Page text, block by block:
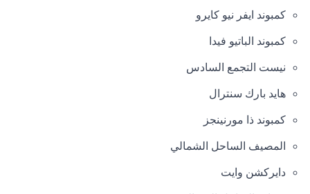
كمبوند ايفر نيو كايرو
كمبوند الباتيو فيدا
نيست التجمع السادس
هايد بارك سنترال
كمبوند ذا مورنينجز
المصيف الساحل الشمالي
دايركشن وايت